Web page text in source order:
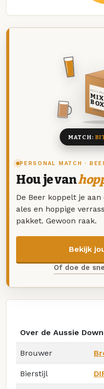
PERSONAL MATCH ·
Hou je van
De Beer koppelt je
ales en hoppige
pakket. Gewoon raak.
Bekijk
Of doe de
DEZE
MIX
BOX
8 BIEREN
MATCH:
Over de Aussie
Brouwer
Bierstijl